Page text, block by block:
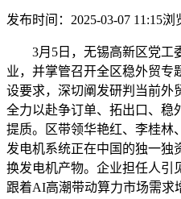
发布时间：2025-03-07 11:15浏
3月5日，无锡高新区党工
业，并掌管召开全区稳外贸专
设要求，深切阐发研判当前外
全力以赴争订单、拓出口、稳
提质。区带领华艳红、李桂林
发电机系统正在中国的独一独
换发电机产物。企业担任人引
跟着AI高潮带动算力市场需求